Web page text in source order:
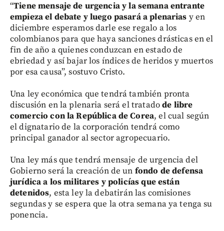
“Tiene mensaje de urgencia y la semana entrante
empieza el debate y luego pasará a plenarias y en
diciembre esperamos darle ese regalo a los
colombianos para que haya sanciones drásticas en el
fin de año a quienes conduzcan en estado de
ebriedad y así bajar los índices de heridos y muertos
por esa causa”, sostuvo Cristo.
Una ley económica que tendrá también pronta
discusión en la plenaria será el tratadode libre
comercio con la República de Corea, el cual según
el dignatario de la corporación tendrá como
principal ganador al sector agropecuario.
Una ley más que tendrá mensaje de urgencia del
Gobierno será la creación de un fondo de defensa
jurídica a los militares y policías que están
detenidos, esta ley la debatirán las comisiones
segundas y se espera que la otra semana ya tenga su
ponencia.